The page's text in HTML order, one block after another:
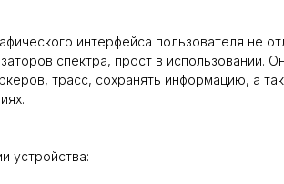
интерфейса пользователя не
спектра, прост в использовании.
трасс, сохранять информацию, а
устройства: